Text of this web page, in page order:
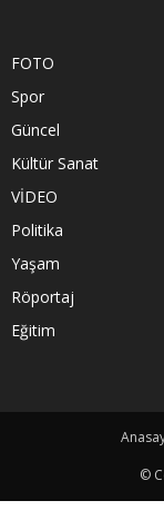
FOTO
Spor
Güncel
Kültür Sanat
VİDEO
Politika
Yaşam
Röportaj
Eğitim
©